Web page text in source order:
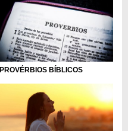
PROVÉRBIOS BÍBLICOS